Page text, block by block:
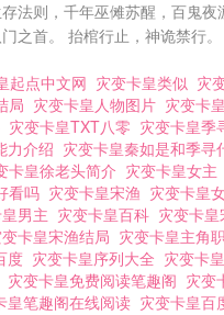
法则，千年巫傩苏醒，百鬼
之首。 抬棺行止，神诡禁
起点中文网 灾变卡皇类似 灾
局 灾变卡皇人物图片 灾变卡
灾变卡皇TXT八零 灾变卡皇季
力介绍 灾变卡皇秦如是和季寻
卡皇徐老头简介 灾变卡皇女主
看吗 灾变卡皇宋渔 灾变卡皇
男主 灾变卡皇百科 灾变卡
卡皇宋渔结局 灾变卡皇主角
度 灾变卡皇序列大全 灾变卡
灾变卡皇免费阅读笔趣阁 灾变
皇笔趣阁在线阅读 灾变卡皇百